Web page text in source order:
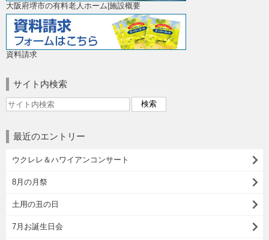
大阪府堺市の有料老人ホーム|施設概要
資料請求
サイト内検索
最近のエントリー
ウクレレ＆ハワイアンコンサート
8月の月祭
土用の丑の日
7月お誕生日会